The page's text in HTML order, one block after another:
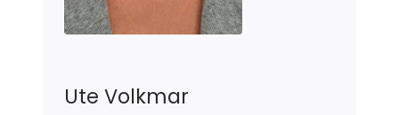
Ute Volkmar